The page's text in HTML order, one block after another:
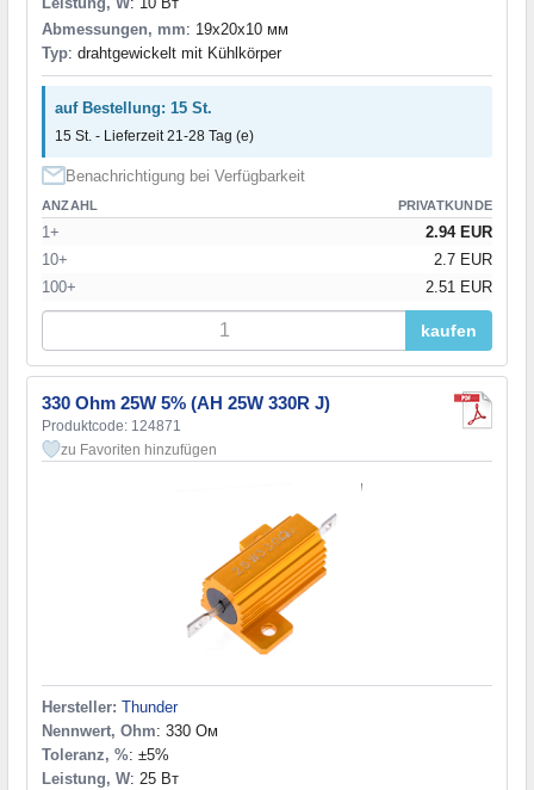
Abmessungen, mm: 19x20x10 мм
Typ: drahtgewickelt mit Kühlkörper
auf Bestellung: 15 St.
15 St. - Lieferzeit 21-28 Tag (e)
Benachrichtigung bei Verfügbarkeit
ANZAHL PRIVATKUNDE
1+
2.94 EUR
10+
2.7 EUR
100+
2.51 EUR
kaufen
330 Ohm 25W 5% (AH 25W 330R J)
Produktcode: 124871
zu Favoriten hinzufügen
Hersteller: Thunder
Nennwert, Ohm: 330 Ом
Toleranz, %: ±5%
Leistung, W: 25 Вт